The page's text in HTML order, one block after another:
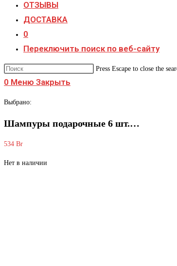
ОТЗЫВЫ
ДОСТАВКА
0
Переключить поиск по веб-сайту
Press Escape to close the
0 Меню Закрыть
Выбрано:
Шампуры подарочные 6 шт.…
534 Br
Нет в наличии